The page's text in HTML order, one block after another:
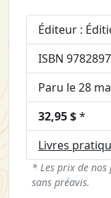
Éditeur :
ISBN
Paru le 28
32,95 $*
Livres
* Les prix de nos
sans préavis.